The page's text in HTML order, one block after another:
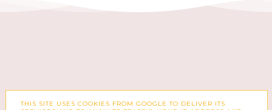
FACEBOOK INSTAGRAM
THIS SITE USES COOKIES FROM GOOGLE TO DELIVER ITS